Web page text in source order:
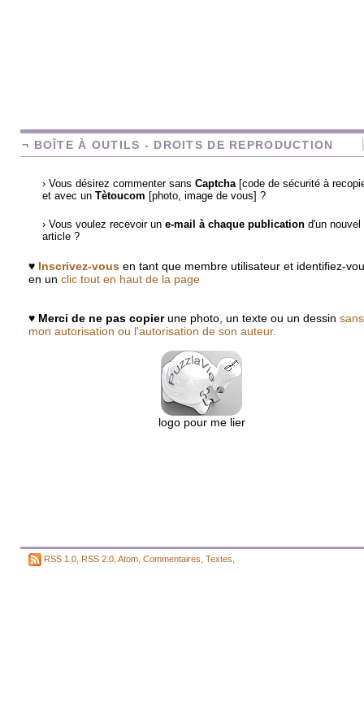
¬ BOÎTE À OUTILS - DROITS DE REPRODUCTION
› Vous désirez commenter sans Captcha[code de sécurité à
et avec un Tètoucom [photo, image de vous] ?
› Vous voulez recevoir un e-mail à chaque publication d'un nouvel
article ?
♥ Inscrivez-vous en tant que membre utilisateur et identifiez-
en un clic tout en haut de la page
♥ Merci de ne pas copierune photo, un texte ou un dessin sans
mon autorisation ou l'autorisation de son auteur.
logo pour me lier
RSS 1.0 RSS 2.0 Atom Commentaires Textes